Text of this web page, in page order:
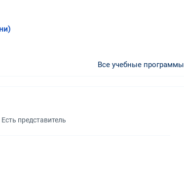
Все учебные программы
Есть представитель